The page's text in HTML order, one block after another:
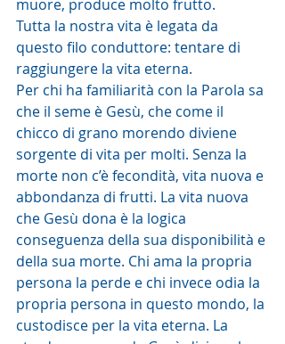
muore, produce molto frutto.
Tutta la nostra vita è legata da
questo filo conduttore: tentare di
raggiungere la vita eterna.
Per chi ha familiarità con la Parola sa
che il seme è Gesù, che come il
chicco di grano morendo diviene
sorgente di vita per molti. Senza la
morte non c’è fecondità, vita nuova e
abbondanza di frutti. La vita nuova
che Gesù dona è la logica
conseguenza della sua disponibilità e
della sua morte. Chi ama la propria
persona la perde e chi invece odia la
propria persona in questo mondo, la
custodisce per la vita eterna. La